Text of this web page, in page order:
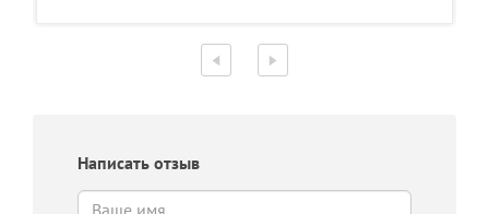
Написать отзыв